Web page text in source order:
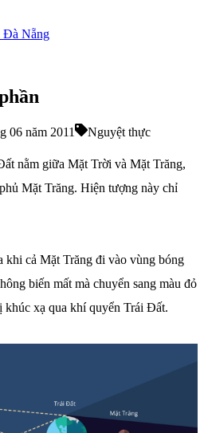
Đà Nẵng
06 năm 2011 Nguyệt thực
nằm giữa Mặt Trời và Mặt Trăng,
Mặt Trăng. Hiện tượng này chỉ
khi cả Mặt Trăng đi vào vùng bóng
biến mất mà chuyển sang màu đỏ
khúc xạ qua khí quyển Trái Đất.